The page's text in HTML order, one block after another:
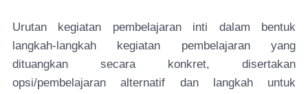
Urutan kegiatan pembelajaran inti dalam bentuk
langkah-langkah kegiatan pembelajaran yang
dituangkan secara konkret, disertakan
opsi/pembelajaran alternatif dan langkah untuk